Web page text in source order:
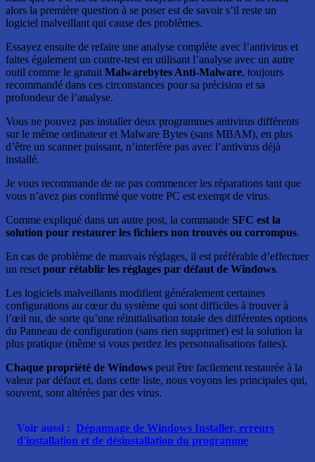
alors la première question à se poser est de savoir s’il reste un
logiciel malveillant qui cause des problèmes.
Essayez ensuite de refaire une analyse complète avec l’antivirus et
faites également un contre-test en utilisant l’analyse avec un autre
outil comme le gratuit Malwarebytes Anti-Malware, toujours
recommandé dans ces circonstances pour sa précision et sa
profondeur de l’analyse.
Vous ne pouvez pas installer deux programmes antivirus différents
sur le même ordinateur et Malware Bytes (sans MBAM), en plus
d’être un scanner puissant, n’interfère pas avec l’antivirus déjà
installé.
Je vous recommande de ne pas commencer les réparations tant que
vous n’avez pas confirmé que votre PC est exempt de virus.
Comme expliqué dans un autre post, la commande SFC est la
solution pour restaurer les fichiers non trouvés ou corrompus.
En cas de problème de mauvais réglages, il est préférable d’effectuer
un reset pour rétablir les réglages par défaut de Windows.
Les logiciels malveillants modifient généralement certaines
configurations au cœur du système qui sont difficiles à trouver à
l’œil nu, de sorte qu’une réinitialisation totale des différentes options
du Panneau de configuration (sans rien supprimer) est la solution la
plus pratique (même si vous perdez les personnalisations faites).
Chaque propriété de Windows peut être facilement restaurée à la
valeur par défaut et, dans cette liste, nous voyons les principales qui,
souvent, sont altérées par des virus.
Voir aussi : Dépannage de Windows Installer, erreurs
d'installation et de désinstallation du programme